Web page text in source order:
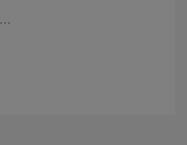
S
amsung Galaxy Tab S9 FE X510 , X516 LCD